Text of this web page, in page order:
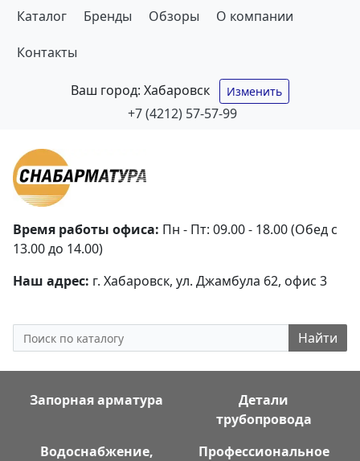
Каталог Бренды Обзоры О компании
Контакты
Ваш город: Хабаровск Изменить
+7 (4212) 57-57-99
Время работы офиса: Пн - Пт: 09.00 - 18.00 (Обед с
13.00 до 14.00)
Наш адрес: г. Хабаровск, ул. Джамбула 62, офис 3
Найти
Запорная арматура
Детали
трубопровода
Водоснабжение,
Профессиональное